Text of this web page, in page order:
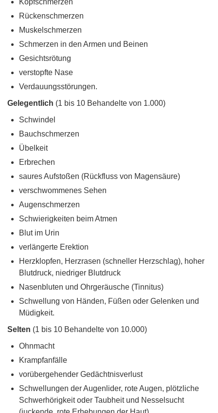
Kopfschmerzen
Rückenschmerzen
Muskelschmerzen
Schmerzen in den Armen und Beinen
Gesichtsrötung
verstopfte Nase
Verdauungsstörungen.
Gelegentlich (1 bis 10 Behandelte von 1.000)
Schwindel
Bauchschmerzen
Übelkeit
Erbrechen
saures Aufstoßen (Rückfluss von Magensäure)
verschwommenes Sehen
Augenschmerzen
Schwierigkeiten beim Atmen
Blut im Urin
verlängerte Erektion
Herzklopfen, Herzrasen (schneller Herzschlag), hoher
Blutdruck, niedriger Blutdruck
Nasenbluten und Ohrgeräusche (Tinnitus)
Schwellung von Händen, Füßen oder Gelenken und
Müdigkeit.
Selten (1 bis 10 Behandelte von 10.000)
Ohnmacht
Krampfanfälle
vorübergehender Gedächtnisverlust
Schwellungen der Augenlider, rote Augen, plötzliche
Schwerhörigkeit oder Taubheit und Nesselsucht